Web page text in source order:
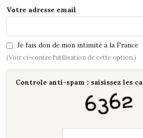
Votre adresse email
Je fais don de mon intimité à la France
(Voir ci-contre l'utilisation de cette option.)
Controle anti-spam : saisissez les